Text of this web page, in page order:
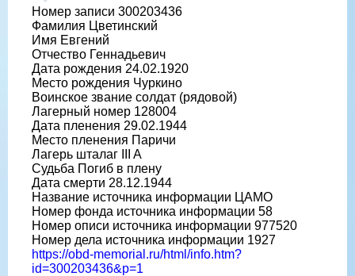
Номер записи 300203436
Фамилия Цветинский
Имя Евгений
Отчество Геннадьевич
Дата рождения 24.02.1920
Место рождения Чуркино
Воинское звание солдат (рядовой)
Лагерный номер 128004
Дата пленения 29.02.1944
Место пленения Паричи
Лагерь шталаг III A
Судьба Погиб в плену
Дата смерти 28.12.1944
Название источника информации ЦАМО
Номер фонда источника информации 58
Номер описи источника информации 977520
Номер дела источника информации 1927
https://obd-memorial.ru/html/info.htm?
id=300203436&p=1